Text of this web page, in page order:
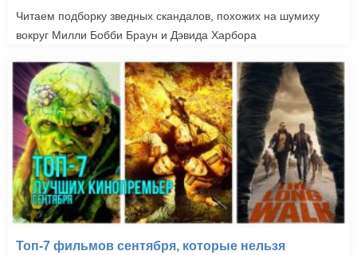
Читаем подборку зведных скандалов, похожих на шумиху
вокруг Милли Бобби Браун и Дэвида Харбора
Топ-7 фильмов сентября, которые нельзя